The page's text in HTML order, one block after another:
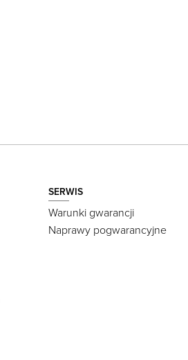
SERWIS
Warunki gwarancji
Naprawy pogwarancyjne